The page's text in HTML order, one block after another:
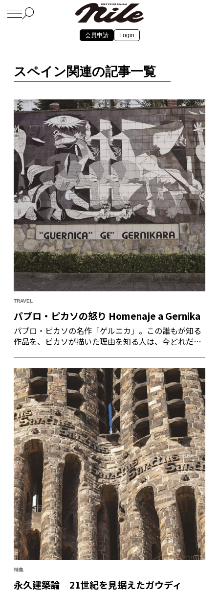
会員申請 Login
スペイン関連の記事一覧
TRAVEL
パブロ・ピカソの怒り Homenaje a Gernika
パブロ・ピカソの名作「ゲルニカ」。この誰もが知る
作品を、ピカソが描いた理由を知る人は、今どれだけ
の都市無差別爆撃という悲劇に見舞われた。ピカソの
怒りはキャンバスに向かい、この作品が一気に描き上
げられたのである。この「ゲルニカ」はパリ万博に出
品された。
特集
永久建築論 21世紀を見据えたガウディ